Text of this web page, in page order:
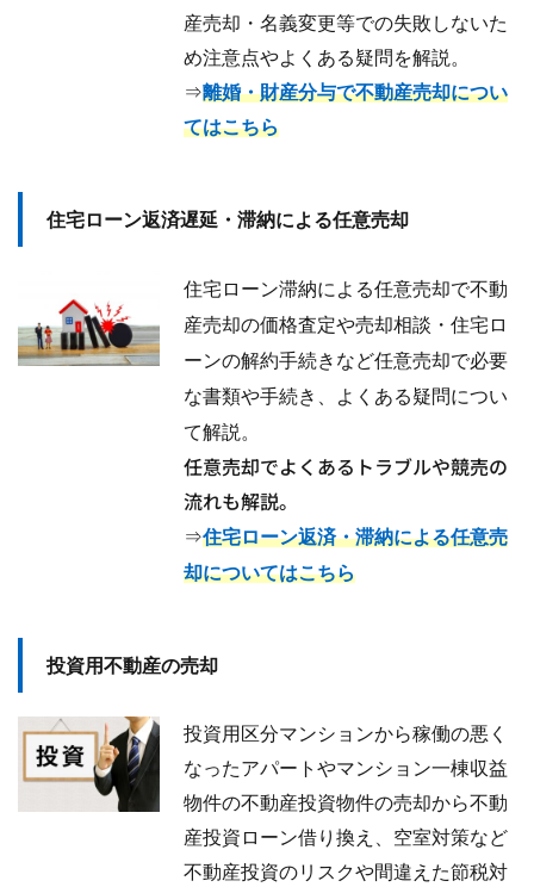
産売却・名義変更等での失敗しないた
め注意点やよくある疑問を解説。
⇒離婚・財産分与で不動産売却につい
てはこちら
住宅ローン返済遅延・滞納による任意売却
住宅ローン滞納による任意売却で不動
産売却の価格査定や売却相談・住宅ロ
ーンの解約手続きなど任意売却で必要
な書類や手続き、 よくある疑問につい
て解説。
任意売却でよくあるトラブルや競売の
流れも解説。
⇒住宅ローン返済・滞納による任意売
却についてはこちら
投資用不動産の売却
投資用区分マンションから稼働の悪く
なったアパートやマンション一棟収益
物件の不動産投資物件の売却から不動
産投資ローン借り換え、空室対策など
不動産投資のリスクや間違えた節税対